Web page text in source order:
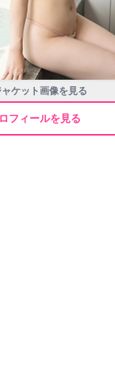
ャケット画像を見る
フィールを見る